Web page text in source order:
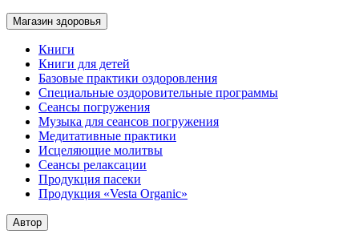
Магазин здоровья
Книги
Книги для детей
Базовые практики оздоровления
Специальные оздоровительные программы
Сеансы погружения
Музыка для сеансов погружения
Медитативные практики
Исцеляющие молитвы
Сеансы релаксации
Продукция пасеки
Продукция «Vesta Organic»
Автор